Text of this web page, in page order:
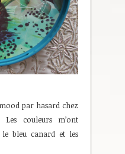
par hasard chez
couleurs m’ont
le bleu canard et les